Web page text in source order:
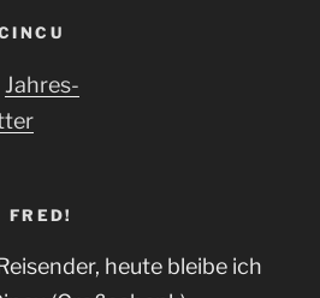
Jahres-
FRED!
heute bleibe ich